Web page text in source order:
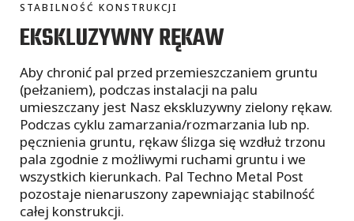
STABILNOŚĆ KONSTRUKCJI
EKSKLUZYWNY RĘKAW
Aby chronić pal przed przemieszczaniem gruntu
(pełzaniem), podczas instalacji na palu
umieszczany jest Nasz ekskluzywny zielony rękaw.
Podczas cyklu zamarzania/rozmarzania lub np.
pęcznienia gruntu, rękaw ślizga się wzdłuż trzonu
pala zgodnie z możliwymi ruchami gruntu i we
wszystkich kierunkach. Pal Techno Metal Post
pozostaje nienaruszony zapewniając stabilność
całej konstrukcji.